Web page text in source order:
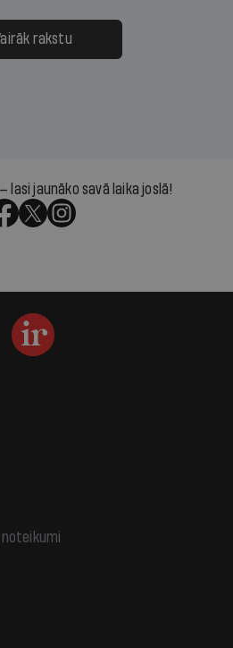
rakstu
lasi jaunāko savā laika joslā!
noteikumi